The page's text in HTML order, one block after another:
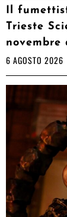
Il
Trieste
novembre
6 AGOSTO 2026